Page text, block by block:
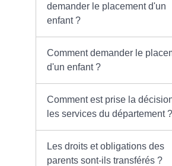
demander le placement d'un
enfant ?
Comment demander le
d'un enfant ?
Comment est prise la
les services du département ?
Les droits et obligations des
parents sont-ils transférés ?